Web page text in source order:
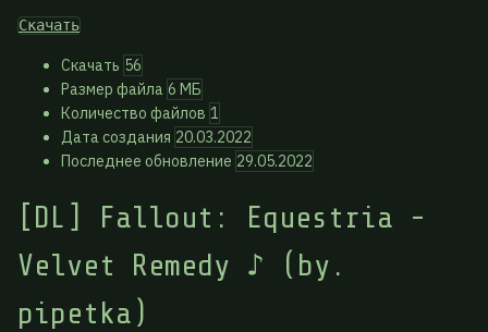
Скачать
Скачать 56
Размер файла 6 МБ
Количество файлов 1
Дата создания 20.03.2022
Последнее обновление 29.05.2022
[DL] Fallout: Equestria -
Velvet Remedy ♪ (by.
pipetka)